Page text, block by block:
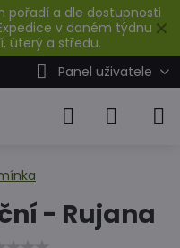
✕
pořadí a dle dostupnosti
v daném týdnu
úterý a středu.
Panel uživatele
- Rujana